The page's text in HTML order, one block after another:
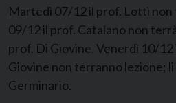
Martedì 07/12 il prof. Lotti non
09/12 il prof. Catalano non
prof. Di Giovine. Venerdì 10/
Giovine non terranno lezione;
Germinario.